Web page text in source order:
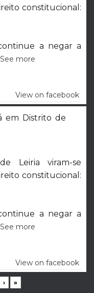
constitucional:
a negar a
See more
View on facebook
em Distrito de
Leiria viram-se
constitucional:
a negar a
See more
View on facebook
› »